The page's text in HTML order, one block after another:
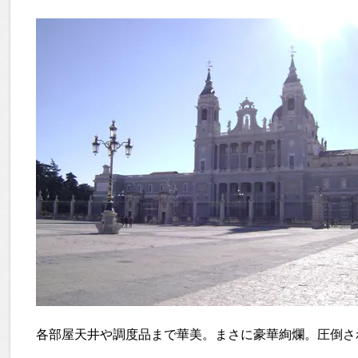
各部屋天井や調度品まで華美。まさに豪華絢爛。圧倒